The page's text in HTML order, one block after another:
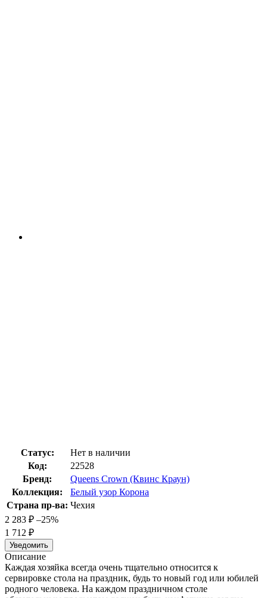
Статус:
Нет в наличии
Код:
22528
Бренд:
Queens Crown (Квинс Краун)
Коллекция:
Белый узор Корона
Страна пр-ва: Чехия
2 283 ₽ –25%
1 712 ₽
Уведомить
Описание
Каждая хозяйка всегда очень тщательно относится к
сервировке стола на праздник, будь то новый год или юбилей
родного человека. На каждом праздничном столе